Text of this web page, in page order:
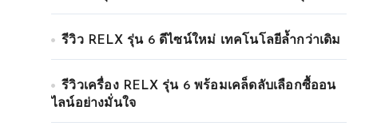
รีวิว RELX รุ่น 6 ดีไซน์ใหม่ เทคโนโลยีล้ำกว่าเดิม
รีวิวเครื่อง RELX รุ่น 6 พร้อมเคล็ดลับเลือกซื้ออน
ไลน์อย่างมั่นใจ